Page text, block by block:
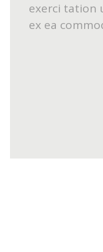
exerci tation
ex ea